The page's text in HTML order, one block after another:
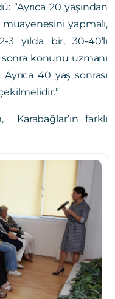
“Ayrıca 20 yaşından
yapmalı,
3 yılda bir, 30-40’lı
sonra konunu uzmanı
40 yaş sonrası
farklı